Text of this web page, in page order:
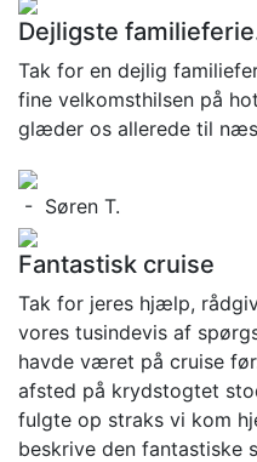
Dejligste
Tak for en dejlig
fine velkomsthilsen på
glæder os allerede til
- Søren T.
Fantastisk cruise
Tak for jeres hjælp,
vores tusindevis af
havde været på cruise
afsted på krydstogtet
fulgte op straks vi kom
beskrive den fantastiske